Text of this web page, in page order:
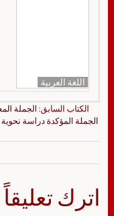
اللغة العربية
الكتاب السابق: الجملة
الجملة المؤكدة دراسة
اترك تعليقاً